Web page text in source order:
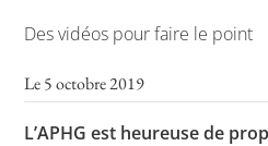
Des vidéos pour faire le point
Le 5 octobre 2019
L’APHG est heureuse de